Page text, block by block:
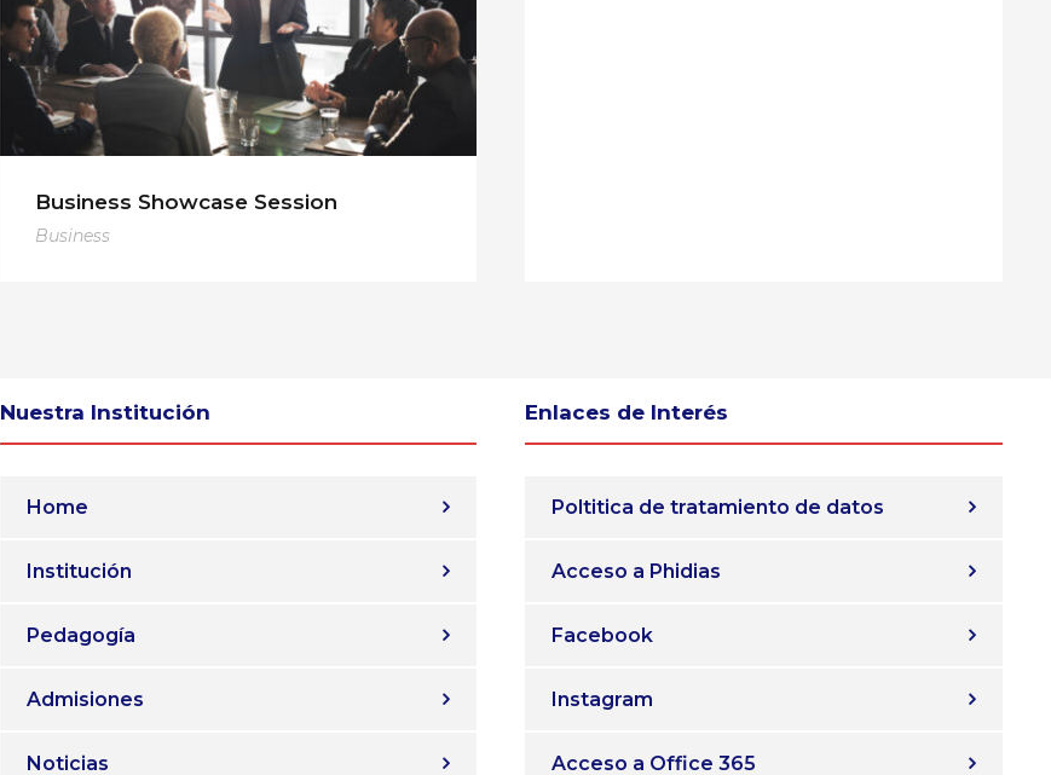
Business Showcase Session
Business
Nuestra Institución
Home
Institución
Pedagogía
Admisiones
Noticias
Enlaces de Interés
Poltitica de tratamiento de datos
Acceso a Phidias
Facebook
Instagram
Acceso a Office 365